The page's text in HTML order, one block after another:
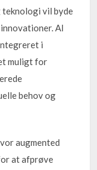
vil byde
AI
i
muligt for
behov og
augmented
at afprøve